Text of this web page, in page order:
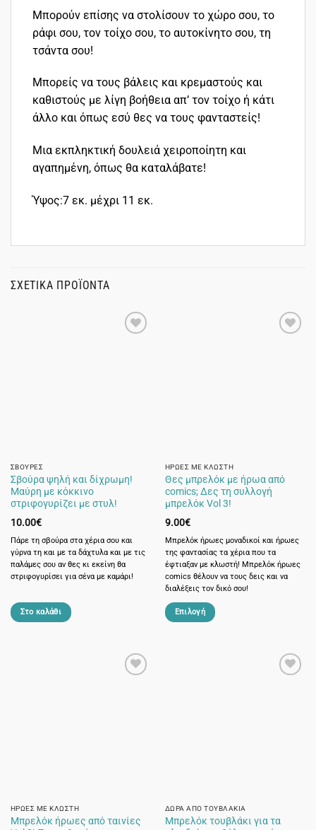
Μπορούν επίσης να στολίσουν το χώρο σου, το
ράφι σου, τον τοίχο σου, το αυτοκίνητο σου, τη
τσάντα σου!
Μπορείς να τους βάλεις και κρεμαστούς και
καθιστούς με λίγη βοήθεια απ’ τον τοίχο ή κάτι
άλλο και όπως εσύ θες να τους φανταστείς!
Μια εκπληκτική δουλειά χειροποίητη και
αγαπημένη, όπως θα καταλάβατε!
Ύψος:7 εκ. μέχρι 11 εκ.
ΣΧΕΤΙΚΆ ΠΡΟΪΌΝΤΑ
ΣΒΟΎΡΕΣ
Σβούρα ψηλή και δίχρωμη!
Μαύρη με κόκκινο
στριφογυρίζει με στυλ!
10.00€
Πάρε τη σβούρα στα χέρια σου και
γύρνα τη και με τα δάχτυλα και με τις
παλάμες σου αν θες κι εκείνη θα
στριφογυρίσει για σένα με καμάρι!
Στο καλάθι
ΉΡΩΕΣ ΜΕ ΚΛΩΣΤΉ
Θες μπρελόκ με ήρωα από
comics; Δες τη συλλογή
μπρελόκ Vol 3!
9.00€
Μπρελόκ ήρωες μοναδικοί και ήρωες
της φαντασίας τα χέρια που τα
έφτιαξαν με κλωστή! Μπρελόκ ήρωες
comics θέλουν να τους δεις και να
διαλέξεις τον δικό σου!
Επιλογή
σελίδα
του
ΉΡΩΕΣ ΜΕ ΚΛΩΣΤΉ
Μπρελόκ ήρωες από ταινίες
ΔΏΡΑ ΑΠΌ ΤΟΥΒΛΆΚΙΑ
Μπρελόκ τουβλάκι για τα